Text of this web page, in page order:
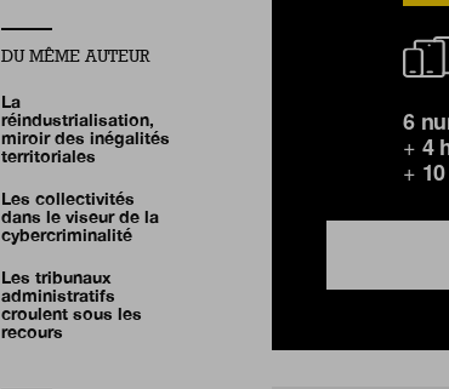
6
+ 4
+
DU MÊME AUTEUR
La
réindustrialisation,
miroir des inégalités
territoriales
Les collectivités
dans le viseur de la
cybercriminalité
Les tribunaux
administratifs
croulent sous les
recours